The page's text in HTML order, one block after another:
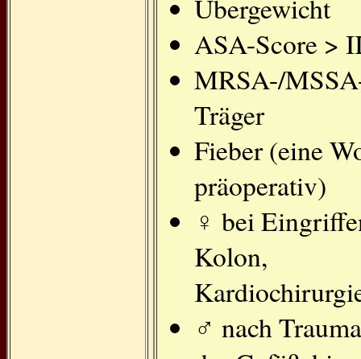
Übergewicht
ASA-Score >
MRSA-/
Träger
Fieber (eine
präoperativ)
♀ bei
Kolon,
♂ nach